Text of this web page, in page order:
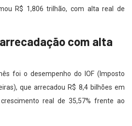
R$ 1,806 trilhão, com alta real de
com alta
foi o desempenho do IOF (Imposto
que arrecadou R$ 8,4 bilhões em
real de 35,57% frente ao